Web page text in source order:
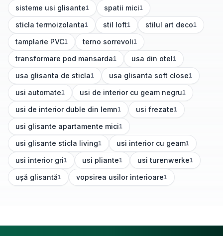
sisteme usi glisante
(1articole) 1 spatii mici
(1articole)1
sticla termoizolanta
(1articole) 1 stil loft
(1articole)
1 stilul art deco
(1articole) 1
tamplarie PVC
(1articole) 1 terno sorrevoli
(1articole) 1
transformare pod mansarda
(1articole) 1 usa din otel
(1articole) 1
usa glisanta de sticla
(1articole) 1 usa glisanta soft close
(1articole) 1
usi automate
(1articole) 1 usi de interior cu geam negru
(1articole) 1
usi de interior duble din lemn
(1articole) 1 usi frezate
(1articole) 1
usi glisante apartamente mici
(1articole) 1
usi glisante sticla living
(1articole) 1 usi interior cu geam
(1articole) 1
usi interior gri
(1articole) 1 usi pliante
(1articole)1 usi turenwerke
(1articole) 1
ușă glisantă
(1articole) 1 vopsirea usilor interioare
(1articole) 1